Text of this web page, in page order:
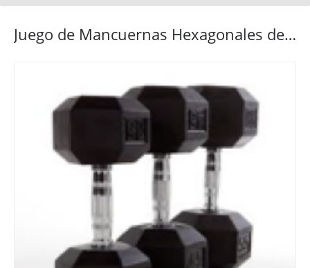
Juego de Mancuernas Hexagonales de Hule Bullfit 5, 10, 15, 20, 25, 30, 35, 40, 50 Lbs.